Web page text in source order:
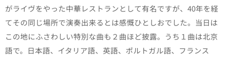
がライヴをやった中華レストランとして有名ですが、40年を経
てその同じ場所で演奏出来るとは感慨ひとしおでした。 当日は
この地にふさわしい特別な曲も２曲ほど披露。うち１曲は北京
語で。日本語、イタリア語、英語、ポルトガル語、フランス